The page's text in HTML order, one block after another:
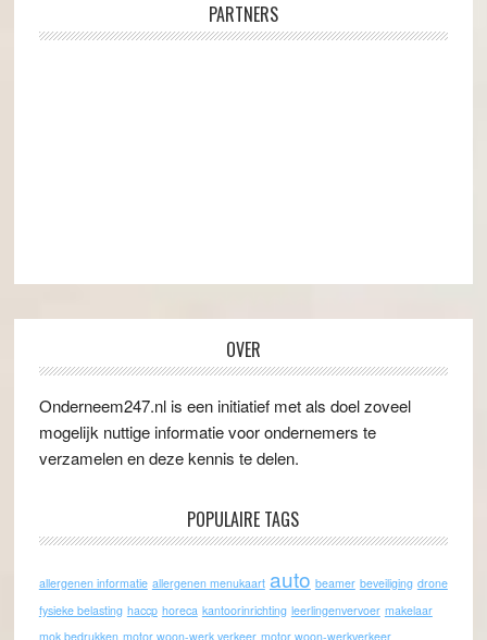
PARTNERS
OVER
Onderneem247.nl is een initiatief met als doel zoveel
mogelijk nuttige informatie voor ondernemers te
verzamelen en deze kennis te delen.
POPULAIRE TAGS
allergenen informatie allergenen menukaart auto beamer beveiliging drone
fysieke belasting haccp horeca kantoorinrichting leerlingenvervoer makelaar
mok bedrukken motor woon-werk verkeer motor woon-werkverkeer